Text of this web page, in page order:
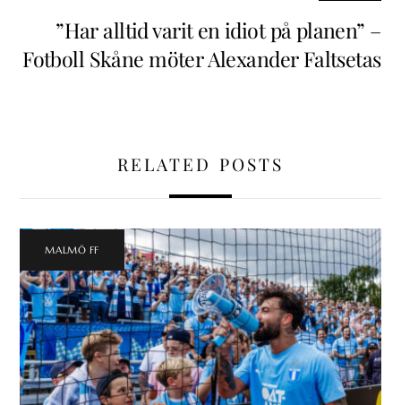
”Har alltid varit en idiot på planen” –
Fotboll Skåne möter Alexander Faltsetas
RELATED POSTS
MALMÖ FF